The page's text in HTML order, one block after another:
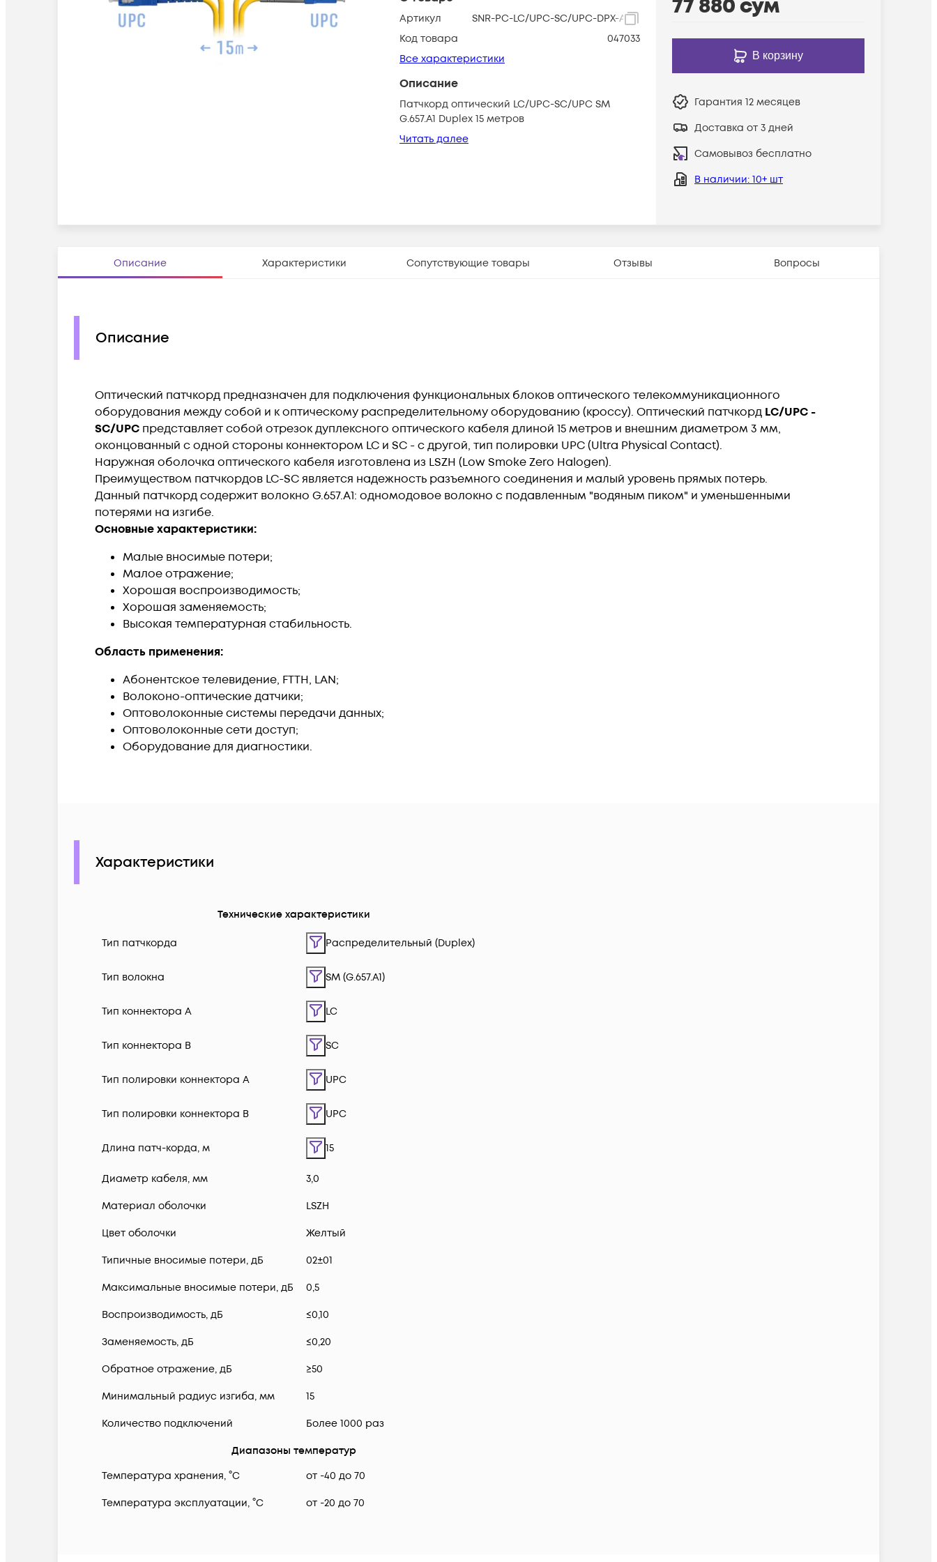
Артикул
SNR-PC-LC/UPC-SC/UPC-DPX-A-15m
Код товара
047033
Все характеристики
Описание
Патчкорд оптический LC/UPC-SC/UPC SM
G.657.A1 Duplex 15 метров
Читать далее
77 880сум
В корзину
Гарантия 12 месяцев
Доставка от 3 дней
Самовывоз бесплатно
В наличии: 10+ шт
Описание Характеристики Сопутствующие товары Отзывы Вопросы
Описание
Оптический патчкорд предназначен для подключения функциональных блоков оптического телекоммуникационного
оборудования между собой и к оптическому распределительному оборудованию (кроссу). Оптический патчкорд LC/UPC -
SC/UPC представляет собой отрезок дуплексного оптического кабеля длиной 15 метров и внешним диаметром 3 мм,
оконцованный с одной стороны коннектором LC и SC - с другой, тип полировки UPC (Ultra Physical Contact).
Наружная оболочка оптического кабеля изготовлена из LSZH (Low Smoke Zero Halogen).
Преимуществом патчкордов LC-SC является надежность разъемного соединения и малый уровень прямых потерь.
Данный патчкорд содержит волокно G.657.А1: одномодовое волокно с подавленным "водяным пиком" и уменьшенными
потерями на изгибе.
Основные характеристики:
Малые вносимые потери;
Малое отражение;
Хорошая воспроизводимость;
Хорошая заменяемость;
Высокая температурная стабильность.
Область применения:
Абонентское телевидение, FTTH, LAN;
Волоконо-оптические датчики;
Оптоволоконные системы передачи данных;
Оптоволоконные сети доступ;
Оборудование для диагностики.
Характеристики
Технические характеристики
Тип патчкорда Распределительный (Duplex)
Тип волокна SM (G.657.A1)
Тип коннектора A LC
Тип коннектора B SC
Тип полировки коннектора A UPC
Тип полировки коннектора B UPC
Длина патч-корда, м 15
Диаметр кабеля, мм 3,0
Материал оболочки LSZH
Цвет оболочки Желтый
Типичные вносимые потери, дБ 02±01
Максимальные вносимые потери, дБ 0,5
Воспроизводимость, дБ ≤0,10
Заменяемость, дБ ≤0,20
Обратное отражение, дБ ≥50
Минимальный радиус изгиба, мм 15
Количество подключений Более 1000 раз
Диапазоны температур
Температура хранения, °C
от -40 до 70
Температура эксплуатации, °C от -20 до 70